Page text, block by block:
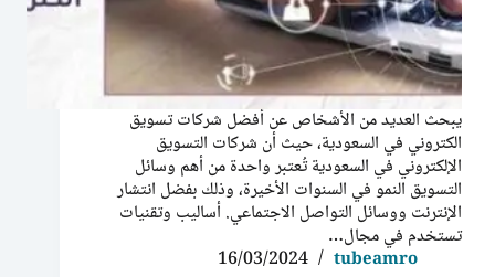
يبحث العديد من الأشخاص عن أفضل شركات تسويق
الكتروني في السعودية، حيث أن شركات التسويق
الإلكتروني في السعودية تُعتبر واحدة من أهم وسائل
التسويق النمو في السنوات الأخيرة، وذلك بفضل انتشار
الإنترنت ووسائل التواصل الاجتماعي. أساليب وتقنيات
تستخدم في مجال…
tubeamro
16/03/2024